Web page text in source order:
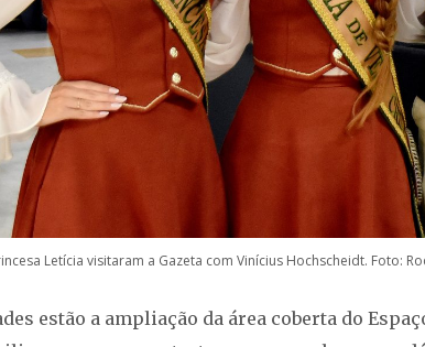
Letícia visitaram a Gazeta com Vinícius Hochscheidt. Foto:
estão a ampliação da área coberta do